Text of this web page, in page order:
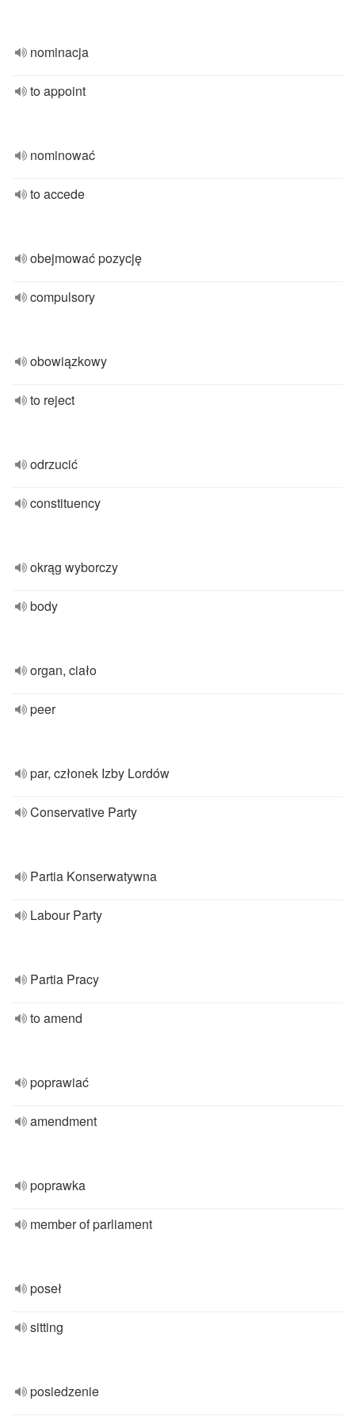
nominacja
to appoint
nominować
to accede
obejmować pozycję
compulsory
obowiązkowy
to reject
odrzucić
constituency
okrąg wyborczy
body
organ, ciało
peer
par, członek Izby Lordów
Conservative Party
Partia Konserwatywna
Labour Party
Partia Pracy
to amend
poprawiać
amendment
poprawka
member of parliament
poseł
sitting
posiedzenie